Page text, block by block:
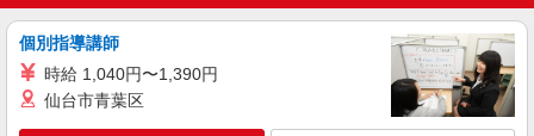
個別指導講師
時給 1,040円〜1,390円
仙台市青葉区